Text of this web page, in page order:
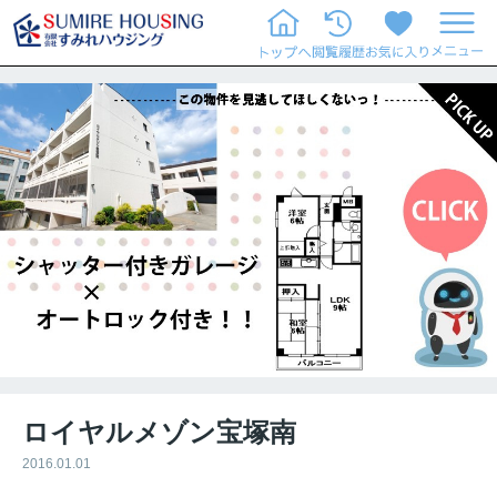
ロイヤルメゾン宝塚南
2016.01.01